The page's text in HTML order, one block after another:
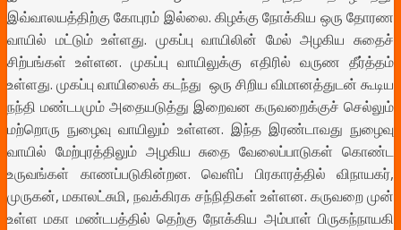
இவ்வாலயத்திற்கு கோபுரம் இல்லை. கிழக்கு நோக்கிய ஒரு தோரண
வாயில் மட்டும் உள்ளது. முகப்பு வாயிலின் மேல் அழகிய சுதைச்
சிற்பங்கள் உள்ளன. முகப்பு வாயிலுக்கு எதிரில் வருண தீர்த்தம்
உள்ளது. முகப்பு வாயிலைக் கடந்து ஒரு சிறிய விமானத்துடன் கூடிய
நந்தி மண்டபமும் அதையடுத்து இறைவன கருவறைக்குச் செல்லும்
மற்றொரு நுழைவு வாயிலும் உள்ளன. இந்த இரண்டாவது நுழைவு
வாயில் மேற்புரத்திலும் அழகிய சுதை வேலைப்பாடுகள் கொண்ட
உருவங்கள் காணப்படுகின்றன. வெளிப் பிரகாரத்தில் விநாயகர்,
முருகன், மகாலட்சுமி, நவக்கிரக சந்நிதிகள் உள்ளன. கருவறை முன்
உள்ள மகா மண்டபத்தில் தெற்கு நோக்கிய அம்பாள் பிருகந்நாயகி